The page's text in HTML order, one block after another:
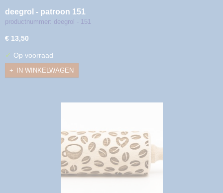
deegrol - patroon 151
productnummer: deegrol - 151
€ 13,50
✓ Op voorraad
IN WINKELWAGEN